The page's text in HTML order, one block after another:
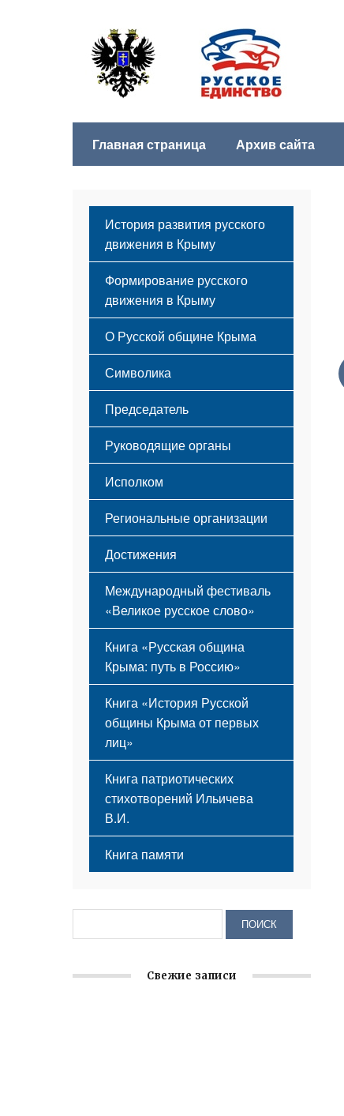
Главная страница Архив сайта
История развития русского
движения в Крыму
Формирование русского
движения в Крыму
Русский Крым
О Русской общине Крыма
Этапы становления
Принципы деятельности
Структура
Мероприятия
Символика
Флаг
Герб
Гимн
Председатель
Руководящие органы
Исполком
Региональные организации
Достижения
Международный фестиваль
«Великое русское слово»
Книга «Русская община
Крыма: путь в Россию»
Книга «История Русской
общины Крыма от первых
лиц»
Книга патриотических
стихотворений Ильичева
В.И.
Книга памяти
Свежие записи